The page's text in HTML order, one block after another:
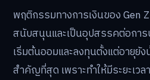
พฤติกรรมทางการเงินของ Gen
สนับสนุนและเป็นอุปสรรคต่อการ
เริ่มต้นออมและลงทุนตั้งแต่อายุยั
สำคัญที่สุด เพราะทำให้มีระยะเว